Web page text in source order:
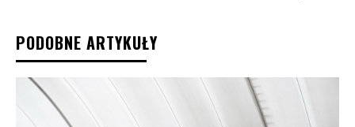
PODOBNE ARTYKUŁY